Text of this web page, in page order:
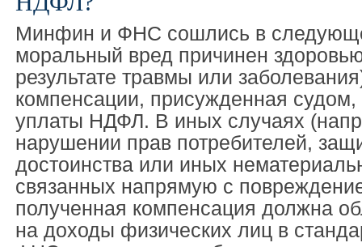
Минфин и ФНС сошлись в
моральный вред причинен
результате травмы или
компенсации, присужденная судом,
уплаты НДФЛ. В иных случаях
нарушении прав потребителей,
достоинства или иных
связанных напрямую с
полученная компенсация должна
на доходы физических лиц в